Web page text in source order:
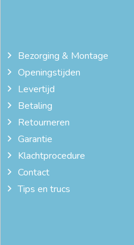
Bezorging & Montage
Openingstijden
Levertijd
Betaling
Retourneren
Garantie
Klachtprocedure
Contact
Tips en trucs